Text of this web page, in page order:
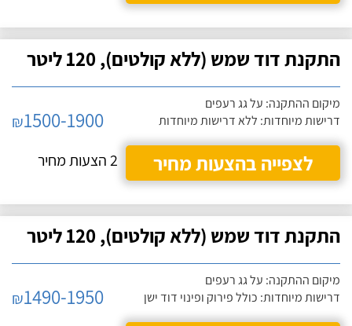
התקנת דוד שמש (ללא קולטים), 120 ליטר
מיקום ההתקנה: על גג רעפים
דרישות מיוחדות: ללא דרישות מיוחדות
₪1500-1900
לצפייה בהצעות מחיר
2 הצעות מחיר
התקנת דוד שמש (ללא קולטים), 120 ליטר
מיקום ההתקנה: על גג רעפים
דרישות מיוחדות: כולל פירוק ופינוי דוד ישן
₪1490-1950